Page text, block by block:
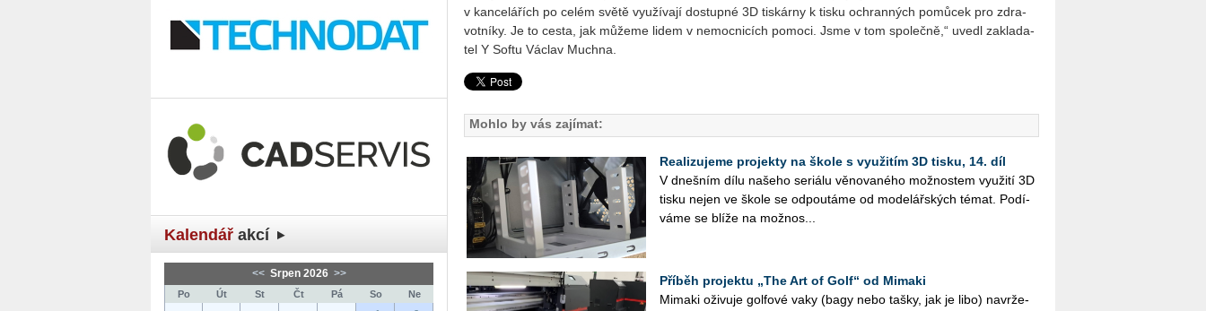
Kalendář akcí
<< Srpen 2026 >>
Po Út St Čt Pá So
Ne
v kan­ce­lá­řích po celém světě vy­u­ží­va­jí do­stup­né 3D tis­kár­ny k tisku ochran­ných po­mů­cek pro zdra­
vot­ní­ky. Je to cesta, jak mů­že­me lidem v ne­moc­ni­cích po­mo­ci. Jsme v tom spo­leč­ně,“ uvedl za­kla­da­
tel Y Softu Vác­lav Much­na.
Mohlo by vás zajímat:
Realizujeme projekty na škole s využitím 3D tisku, 14. díl
V dneš­ním dílu na­še­ho se­ri­á­lu vě­no­va­né­ho mož­nos­tem vy­u­ži­tí 3D
tisku nejen ve škole se od­pou­tá­me od mo­de­lář­ských témat. Po­dí­
vá­me se blíže na mož­nos­...
Příběh projektu „The Art of Golf“ od Mimaki
Mi­ma­ki oži­vu­je gol­fo­vé vaky (bagy nebo tašky, jak je libo) na­vr­že­